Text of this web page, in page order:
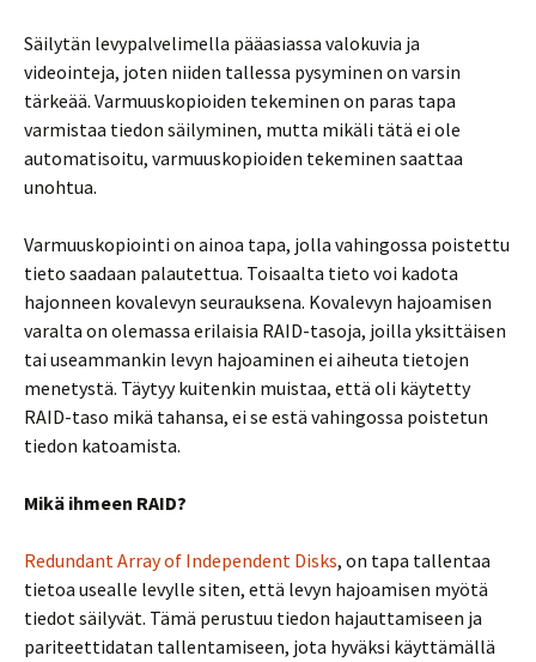
Säilytän levypalvelimella pääasiassa valokuvia ja
videointeja, joten niiden tallessa pysyminen on varsin
tärkeää. Varmuuskopioiden tekeminen on paras tapa
varmistaa tiedon säilyminen, mutta mikäli tätä ei ole
automatisoitu, varmuuskopioiden tekeminen saattaa
unohtua.
Varmuuskopiointi on ainoa tapa, jolla vahingossa poistettu
tieto saadaan palautettua. Toisaalta tieto voi kadota
hajonneen kovalevyn seurauksena. Kovalevyn hajoamisen
varalta on olemassa erilaisia RAID-tasoja, joilla yksittäisen
tai useammankin levyn hajoaminen ei aiheuta tietojen
menetystä. Täytyy kuitenkin muistaa, että oli käytetty
RAID-taso mikä tahansa, ei se estä vahingossa poistetun
tiedon katoamista.
Mikä ihmeen RAID?
Redundant Array of Independent Disks, on tapa tallentaa
tietoa usealle levylle siten, että levyn hajoamisen myötä
tiedot säilyvät. Tämä perustuu tiedon hajauttamiseen ja
pariteettidatan tallentamiseen, jota hyväksi käyttämällä